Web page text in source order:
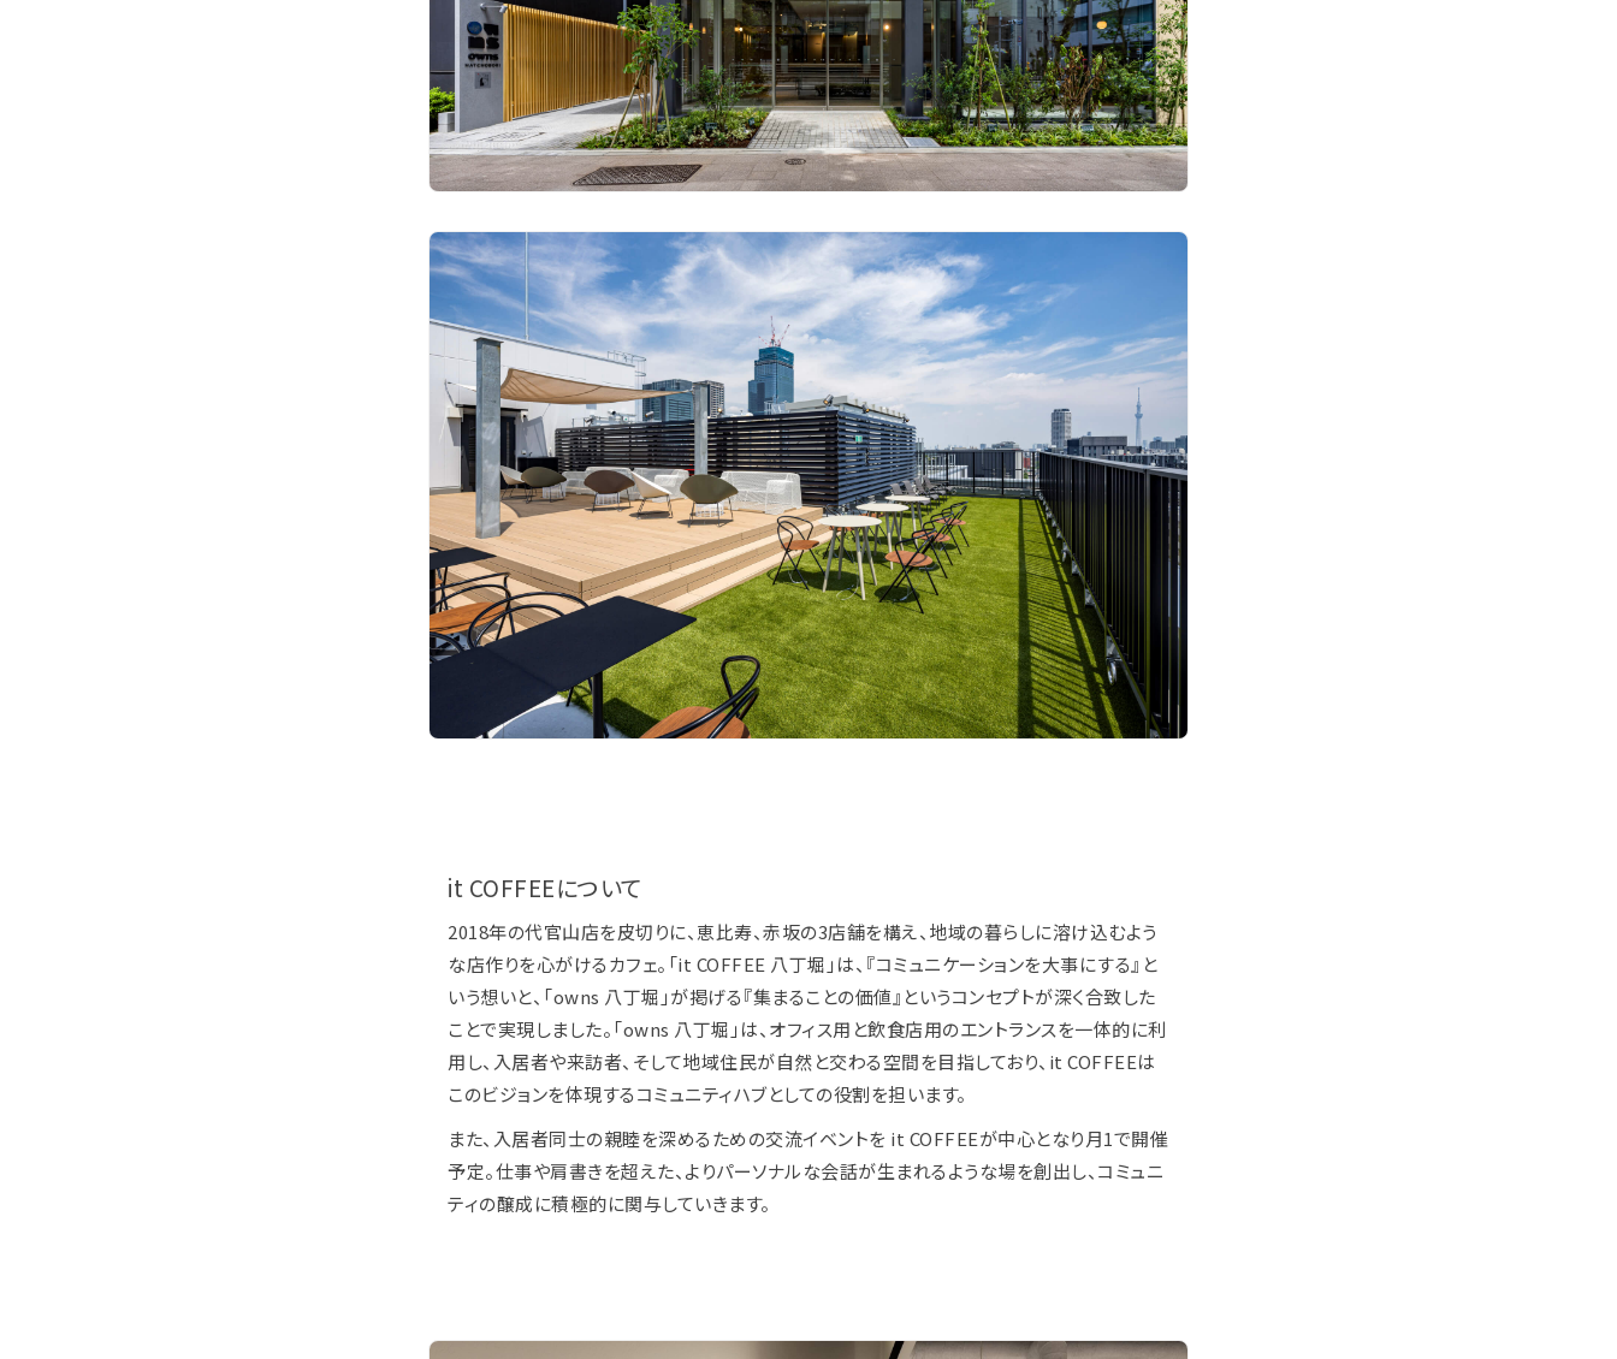
it COFFEEについて
2018年の代官山店を皮切りに、恵比寿、赤坂の3店舗を構え、地域の暮らしに溶け込むよう
な店作りを心がけるカフェ。「it COFFEE 八丁堀」は、『コミュニケーションを大事にする』と
いう想いと、「owns 八丁堀」が掲げる『集まることの価値』というコンセプトが深く合致した
ことで実現しました。「owns 八丁堀」は、オフィス用と飲食店用のエントランスを一体的に利
用し、入居者や来訪者、そして地域住民が自然と交わる空間を目指しており、it COFFEEは
このビジョンを体現するコミュニティハブとしての役割を担います。
また、入居者同士の親睦を深めるための交流イベントを it COFFEEが中心となり月1で開催
予定。仕事や肩書きを超えた、よりパーソナルな会話が生まれるような場を創出し、コミュニ
ティの醸成に積極的に関与していきます。